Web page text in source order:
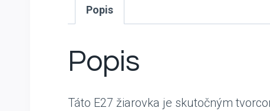
Popis
Popis
Táto E27 žiarovka je skutočným